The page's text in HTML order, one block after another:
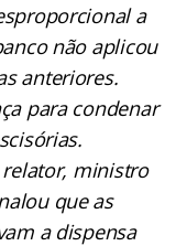
a
não aplicou
anteriores.
para condenar
relator, ministro
que as
a dispensa